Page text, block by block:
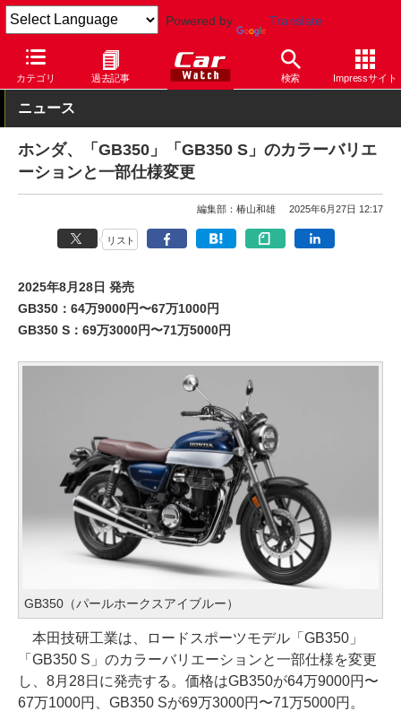
Powered by Translate
カテゴリ 過去記事 検索 Impressサイト
Car Watch モータースポーツ モーターサイクル
ニュース
ホンダ、「GB350」「GB350 S」のカラーバリエ
ーションと一部仕様変更
編集部：椿山和雄 2025年6月27日 12:17
リスト
2025年8月28日 発売
GB350：64万9000円〜67万1000円
GB350 S：69万3000円〜71万5000円
GB350（パールホークスアイブルー）
本田技研工業は、ロードスポーツモデル「GB350」
「GB350 S」のカラーバリエーションと一部仕様を変更
し、8月28日に発売する。価格はGB350が64万9000円〜
67万1000円、GB350 Sが69万3000円〜71万5000円。